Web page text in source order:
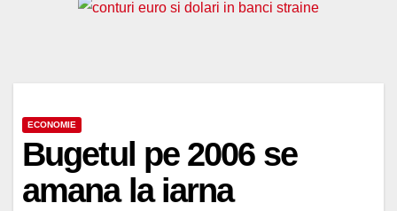
ECONOMIE
Bugetul pe 2006 se
amana la iarna